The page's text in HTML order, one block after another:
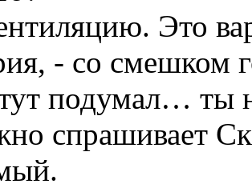
Это
- со смешком
подумал… ты
спрашивает